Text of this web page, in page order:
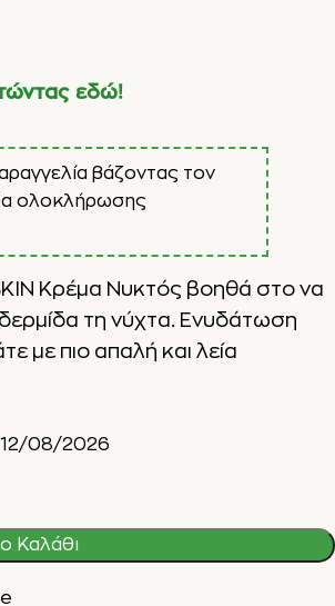
εδώ!
βάζοντας τον
ολοκλήρωσης
Κρέμα Νυκτός βοηθά στο να
τη νύχτα. Ενυδάτωση
με πιο απαλή και λεία
08/2026
Καλάθι